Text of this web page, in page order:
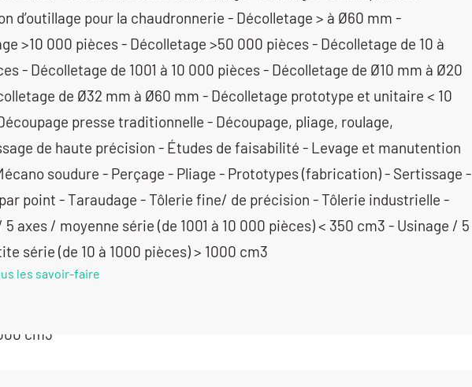
d’outillage pour la chaudronnerie - Décolletage > à Ø60 mm -
>10 000 pièces - Décolletage >50 000 pièces - Décolletage de 10 à
- Décolletage de 1001 à 10 000 pièces - Décolletage de Ø10 mm à Ø20
de Ø32 mm à Ø60 mm - Décolletage prototype et unitaire < 10
presse traditionnelle - Découpage, pliage, roulage,
de haute précision - Études de faisabilité - Levage et manutention
soudure - Perçage - Pliage - Prototypes (fabrication) - Sertissage -
point - Taraudage - Tôlerie fine/ de précision - Tôlerie industrielle -
5 axes / moyenne série (de 1001 à 10 000 pièces) < 350 cm3 - Usinage / 5
série (de 10 à 1000 pièces) > 1000 cm3
les savoir-faire